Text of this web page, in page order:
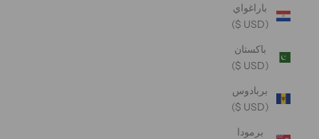
باراغواي
(USD $)
باكستان
(USD $)
بربادوس
(USD $)
برمودا